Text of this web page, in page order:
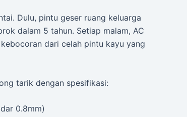
Dulu, pintu geser ruang keluarga
dalam 5 tahun. Setiap malam, AC
dari celah pintu kayu yang
tarik dengan spesifikasi:
0.8mm)